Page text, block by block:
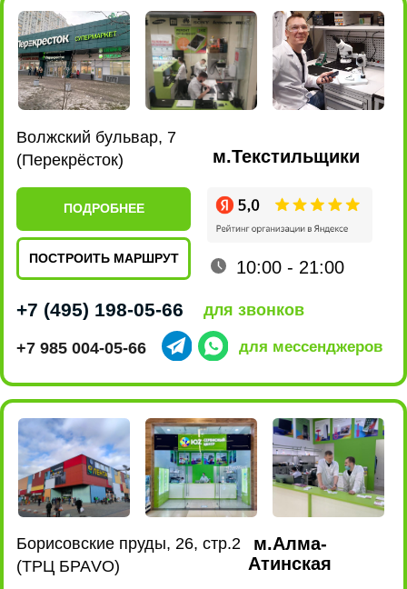
Ленинский проспект, 101
(EUROSPAR)
ПОДРОБНЕЕ
м.Новаторская
ул. Люблинская, 169 к2
(ТРЦ МариЭль)
ПОДРОБНЕЕ
м.Марьино
ПОСТРОИТЬ МАРШРУТ
10:00 - 22:00
+7 915 161-19-85
+7 (495) 198-07-76
для мессенджеров
для звонков
+7 (495) 198-02-16 для звонков